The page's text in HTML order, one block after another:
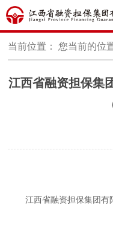
当前位置： 您当前的位
江西省融资担保集
江西省融资担保集团有